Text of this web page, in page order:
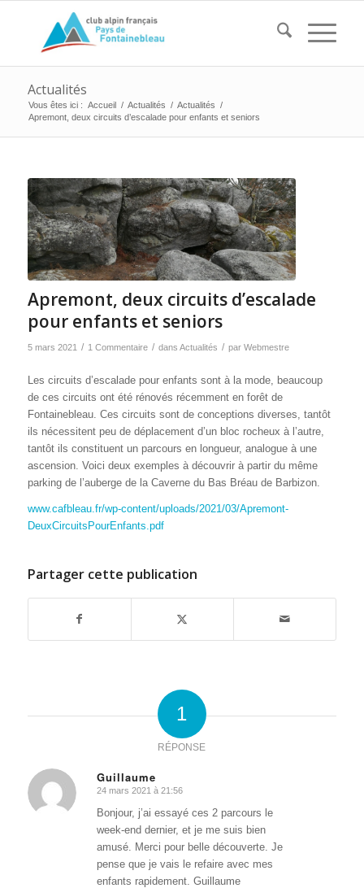
Actualités
Vous êtes ici : Accueil / Actualités / Actualités /
Apremont, deux circuits d’escalade pour enfants et seniors
Apremont, deux circuits d’escalade
pour enfants et seniors
5 mars 2021 / 1 Commentaire / dans Actualités / par Webmestre
Les circuits d’escalade pour enfants sont à la mode, beaucoup
de ces circuits ont été rénovés récemment en forêt de
Fontainebleau. Ces circuits sont de conceptions diverses, tantôt
ils nécessitent peu de déplacement d’un bloc rocheux à l’autre,
tantôt ils constituent un parcours en longueur, analogue à une
ascension. Voici deux exemples à découvrir à partir du même
parking de l’auberge de la Caverne du Bas Bréau de Barbizon.
www.cafbleau.fr/wp-content/uploads/2021/03/Apremont-
DeuxCircuitsPourEnfants.pdf
Partager cette publication
1
RÉPONSE
Guillaume
dit
:
24 mars 2021 à 21:56
Bonjour, j’ai essayé ces 2 parcours le
week-end dernier, et je me suis bien
amusé. Merci pour belle découverte. Je
pense que je vais le refaire avec mes
enfants rapidement. Guillaume